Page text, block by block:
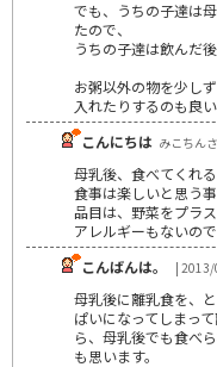
でも、うちの子達は
たので、
うちの子達は飲んだ
お粥以外の物を少し
入れたりするのも良い
こんにちは みこちん
母乳後、食べてくれ
食事は楽しいと思う
品目は、野菜をプラ
アレルギーもないの
こんばんは。
|
母乳後に離乳食を、
ぱいになってしまっ
ら、母乳後でも食べ
も思います。